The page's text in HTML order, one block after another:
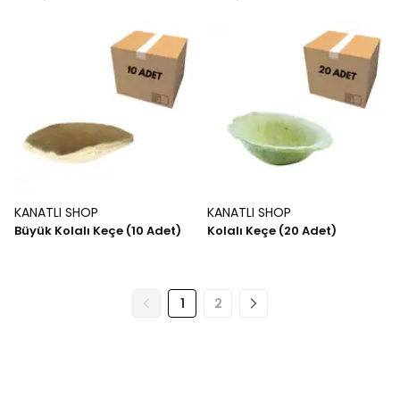
KANATLI SHOP
Büyük Kolalı Keçe (10 Adet)
KANATLI SHOP
Kolalı Keçe (20 Adet)
1 2